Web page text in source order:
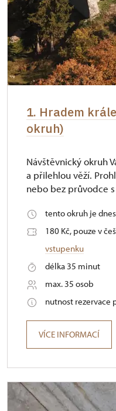
1. Hradem
okruh)
Návštěvnický okruh
a přilehlou věží.
nebo bez průvodce
tento okruh je
180 Kč, pouze v
vstupenku
délka 35 minut
max. 35 osob
nutnost rezervace
VÍCE INFORMACÍ